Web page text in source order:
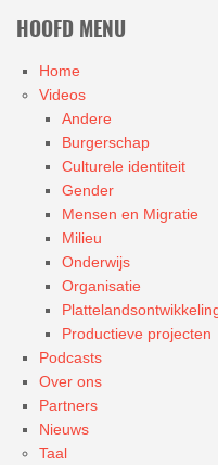
HOOFD MENU
Home
Videos
Andere
Burgerschap
Culturele identiteit
Gender
Mensen en Migratie
Milieu
Onderwijs
Organisatie
Productieve projecten
Podcasts
Over ons
Partners
Nieuws
Taal